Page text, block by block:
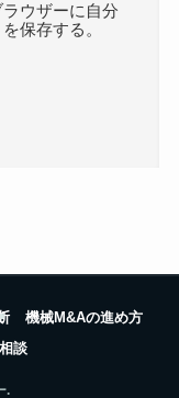
ウザーに自分
保存する。
機械M&Aの進め方
談
.